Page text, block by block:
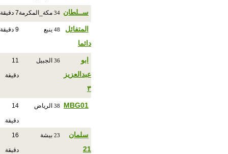
ســلطان 34 مكة_المكرمة7 دقيقة
المتفائل
دائما
48 ينبع 9 دقيقة
ابو
عبدالعزيز
٣
36 الجبيل 11
دقيقة
MBG01
38 الرياض 14
دقيقة
سلمان
21
23 بيشة 16
دقيقة